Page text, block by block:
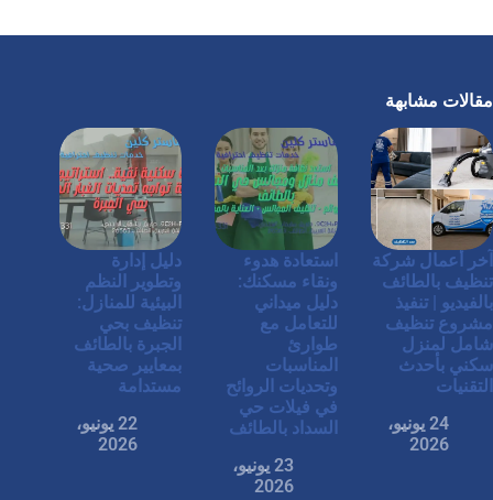
مقالات مشابهة
آخر أعمال شركة
تنظيف بالطائف
بالفيديو | تنفيذ
مشروع تنظيف
شامل لمنزل
سكني بأحدث
التقنيات
24 يونيو،
2026
استعادة هدوء
ونقاء مسكنك:
دليل ميداني
للتعامل مع
طوارئ
المناسبات
وتحديات الروائح
في فيلات حي
السداد بالطائف
23 يونيو،
2026
دليل إدارة
وتطوير النظم
البيئية للمنازل:
تنظيف بحي
الجبرة بالطائف
بمعايير صحية
مستدامة
22 يونيو،
2026